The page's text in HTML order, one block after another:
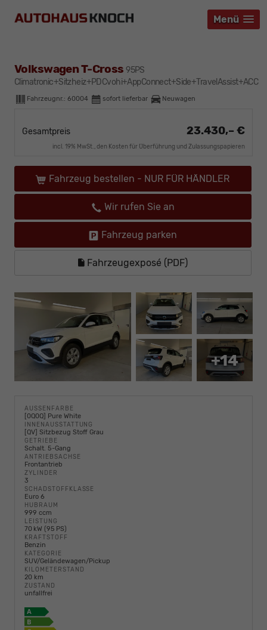
Menü
Menü
Menü
Volkswagen T-Cross95PS
Climatronic+Sitzheiz+PDCvohi+AppConnect+Side+TravelAssist+ACC
Fahrzeugnr.: 60004 sofort lieferbar Neuwagen
Gesamtpreis 23.430,– €
incl. 19% MwSt., den Kosten für Überführung und Zulassungspapieren
Fahrzeug bestellen - NUR FÜR HÄNDLER
Wir rufen Sie an
Fahrzeug parken
Fahrzeugexposé (PDF)
+14
AUSSENFARBE
[0Q0Q] Pure White
INNENAUSSTATTUNG
[QV] Sitzbezug Stoff Grau
GETRIEBE
Schalt. 5-Gang
ANTRIEBSACHSE
Frontantrieb
ZYLINDER
3
SCHADSTOFFKLASSE
Euro 6
HUBRAUM
999 ccm
LEISTUNG
70 kW (95 PS)
KRAFTSTOFF
Benzin
KATEGORIE
SUV/Geländewagen/Pickup
KILOMETERSTAND
20 km
ZUSTAND
unfallfrei